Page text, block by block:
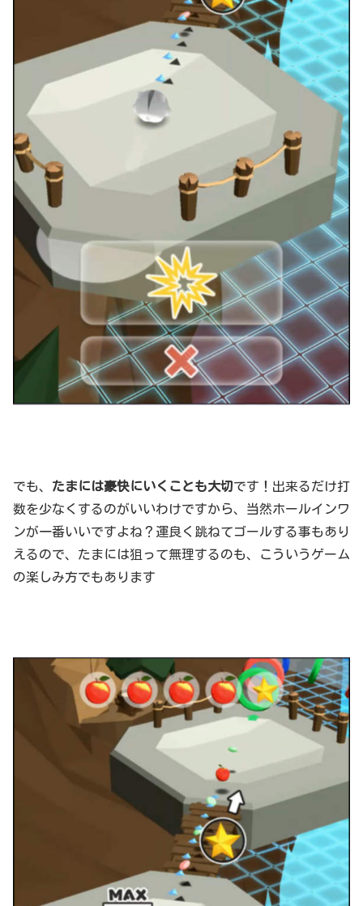
でも、 たまには豪快にいくことも大切です！出来るだけ打
数を少なくするのがいいわけですから、当然ホールインワ
ンが一番いいですよね？運良く跳ねてゴールする事もあり
えるので、たまには狙って無理するのも、こういうゲーム
の楽しみ方でもあります